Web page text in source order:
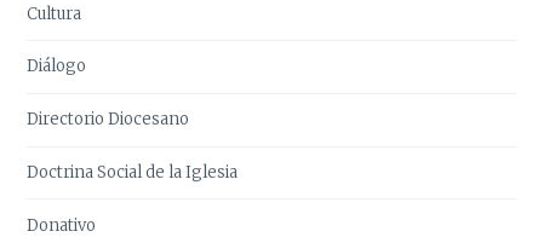
Cultura
Diálogo
Directorio Diocesano
Doctrina Social de la Iglesia
Donativo